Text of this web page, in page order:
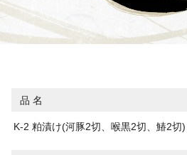
品 名
K-2 粕漬け(河豚2切、喉黒2切、鰆2切)